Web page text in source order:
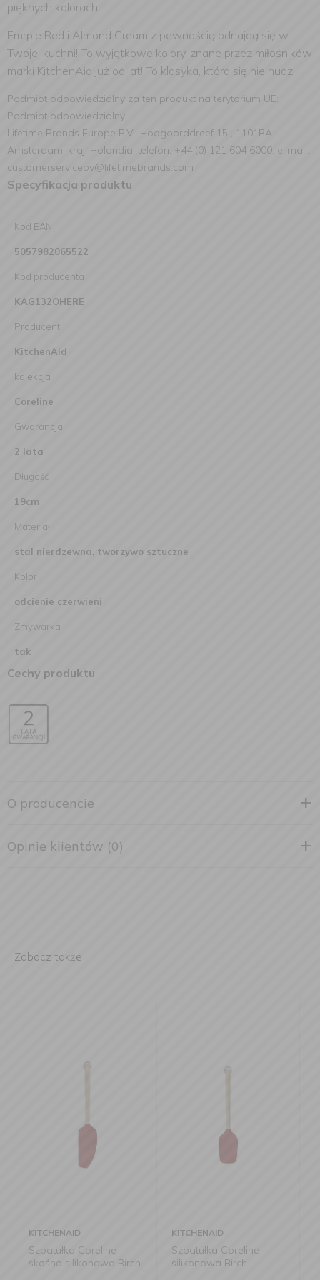
pięknych kolorach!
Emrpie Red i Almond Cream z pewnością odnajdą się w
Twojej kuchni! To wyjątkowe kolory, znane przez miłośników
marki KitchenAid już od lat! To klasyka, która się nie nudzi.
Podmiot odpowiedzialny za ten produkt na terytorium UE:
Podmiot odpowiedzialny:
Lifetime Brands Europe B.V., Hoogoorddreef 15 , 1101BA
Amsterdam, kraj: Holandia, telefon: +44 (0) 121 604 6000, e-mail:
customerservicebv@lifetimebrands.com
Specyfikacja produktu
Kod EAN
5057982065522
Kod producenta
KAG132OHERE
Producent
KitchenAid
kolekcja
Coreline
Gwarancja
2 lata
Długość
19cm
Materiał
stal nierdzewna, tworzywo sztuczne
Kolor
odcienie czerwieni
Zmywarka
tak
Cechy produktu
O producencie
Opinie klientów (0)
Zobacz także
KITCHENAID
Szpatułka Coreline
silikonowa Birch
KITCHENAID
Pędzelek Coreline
silikonowy 29cm Birch